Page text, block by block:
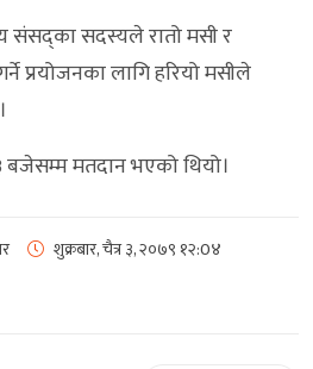
संसद्का सदस्यले रातो मसी र
प्रयोजनका लागि हरियो मसीले
मतदान भएको थियो।
शुक्रबार, चैत्र ३, २०७९ १२:0४